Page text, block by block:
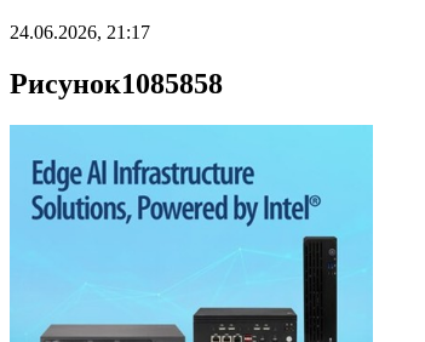
24.06.2026, 21:17
Рисунок1085858